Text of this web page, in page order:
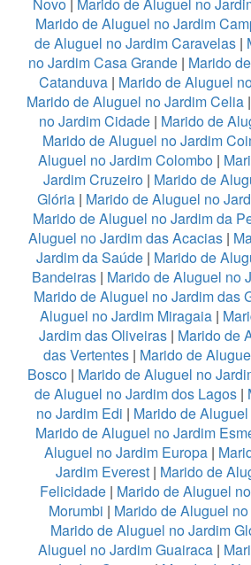
Marido de Aluguel no Jardim
de Aluguel no Jardim Caravelas |
no Jardim Casa Grande| Marido
Catanduva| Marido de Aluguel
Marido de Aluguel no Jardim Celia |
no Jardim Cidade| Marido de
Marido de Aluguel no Jardim
Aluguel no Jardim Colombo |
Jardim Cruzeiro| Marido de
Glória| Marido de Aluguel no
Marido de Aluguel no Jardim da
Aluguel no Jardim das Acacias |
Jardim da Saúde| Marido de
Bandeiras | Marido de Aluguel no
Marido de Aluguel no Jardim das
Aluguel no Jardim Miragaia|
Jardim das Oliveiras| Marido de
das Vertentes| Marido de
Bosco | Marido de Aluguel no
de Aluguel no Jardim dos Lagos|
no Jardim Edi | Marido de
Marido de Aluguel no Jardim
Aluguel no Jardim Europa|
Jardim Everest | Marido de
Felicidade | Marido de Aluguel
Morumbi | Marido de Aluguel
Marido de Aluguel no Jardim
Aluguel no Jardim Guairaca |